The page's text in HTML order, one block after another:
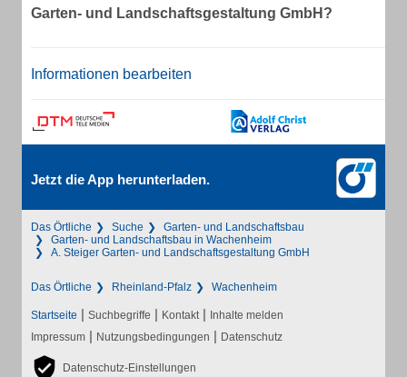
Garten- und Landschaftsgestaltung GmbH?
Informationen bearbeiten
Jetzt die App herunterladen.
Das Örtliche Suche
Garten- und Landschaftsbau
Garten- und Landschaftsbau in Wachenheim
A. Steiger Garten- und Landschaftsgestaltung GmbH
Das Örtliche Rheinland-Pfalz Wachenheim
Startseite | Suchbegriffe | Kontakt | Inhalte melden
Impressum | Nutzungsbedingungen | Datenschutz
Datenschutz-Einstellungen